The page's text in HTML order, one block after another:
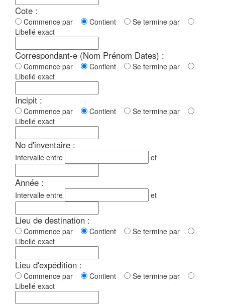
Cote :
Commence par Contient
Se termine par
Libellé exact
Correspondant-e (Nom Prénom Dates) :
Commence par Contient
Se termine par
Libellé exact
Incipit :
Commence par Contient
Se termine par
Libellé exact
No d'inventaire :
Intervalle entre et
Année :
Intervalle entre et
Lieu de destination :
Commence par Contient
Se termine par
Libellé exact
Lieu d'expédition :
Commence par Contient
Se termine par
Libellé exact